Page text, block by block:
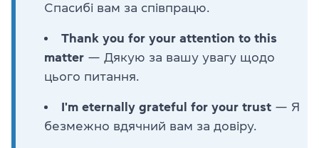
Спасибі вам за співпрацю.
Thank you for your attention to this
matter — Дякую за вашу увагу щодо
цього питання.
I'm eternally grateful for your trust — Я
безмежно вдячний вам за довіру.